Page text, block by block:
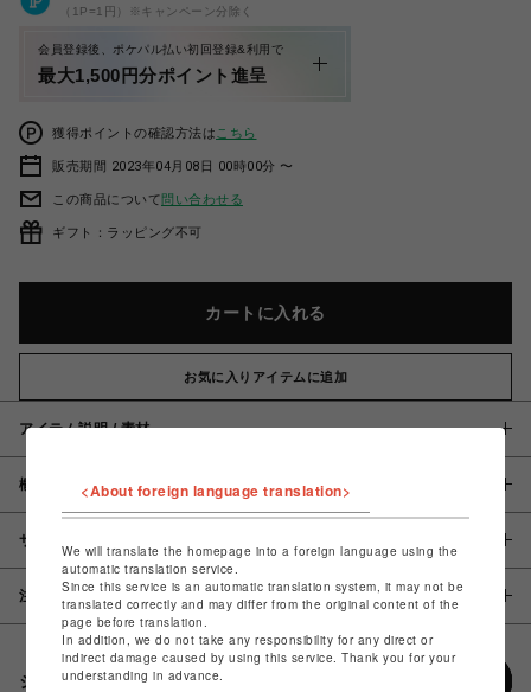
（1P=1円）※キャンペーン分除く
会員登録後、ポケパル払い初回登録&利用で
最大1,500円分ポイント進呈
獲得ポイントの確認方法は こちら
販売期間 2023年04月08日 00時00分 〜
この商品について問い合わせる
ギフト：ラッピング不可
カートに入れる
お気に入りアイテムに追加
アイテム説明 / 素材
概要
サイズ
注意事項
シェアする
<About foreign language translation>
We will translate the homepage into a foreign language using the
automatic translation service.
Since this service is an automatic translation system, it may not be
translated correctly and may differ from the original content of the
page before translation.
In addition, we do not take any responsibility for any direct or
indirect damage caused by using this service. Thank you for your
understanding in advance.